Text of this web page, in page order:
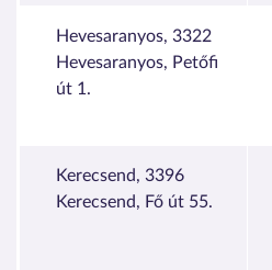
Hevesaranyos, 3322
Hevesaranyos, Petőfi
út 1.
Kerecsend, 3396
Kerecsend, Fő út 55.